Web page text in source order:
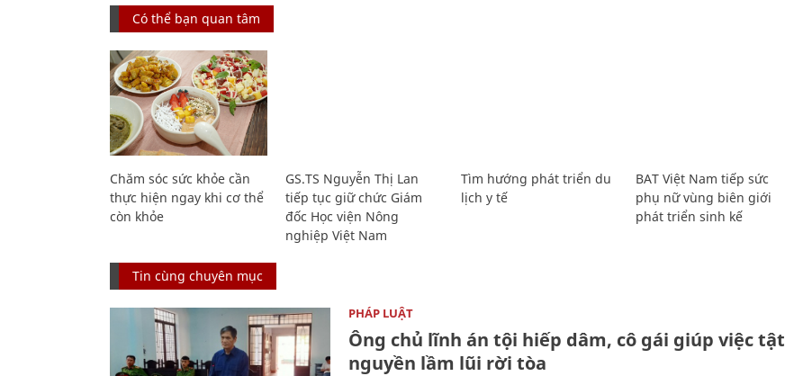
Có thể bạn quan tâm
Chăm sóc sức khỏe cần
thực hiện ngay khi cơ thể
còn khỏe
GS.TS Nguyễn Thị Lan
tiếp tục giữ chức Giám
đốc Học viện Nông
nghiệp Việt Nam
Tìm hướng phát triển du
lịch y tế
BAT Việt Nam tiếp sức
phụ nữ vùng biên giới
phát triển sinh kế
Tin cùng chuyên mục
PHÁP LUẬT
Ông chủ lĩnh án tội hiếp dâm, cô gái giúp việc tật
nguyền lầm lũi rời tòa